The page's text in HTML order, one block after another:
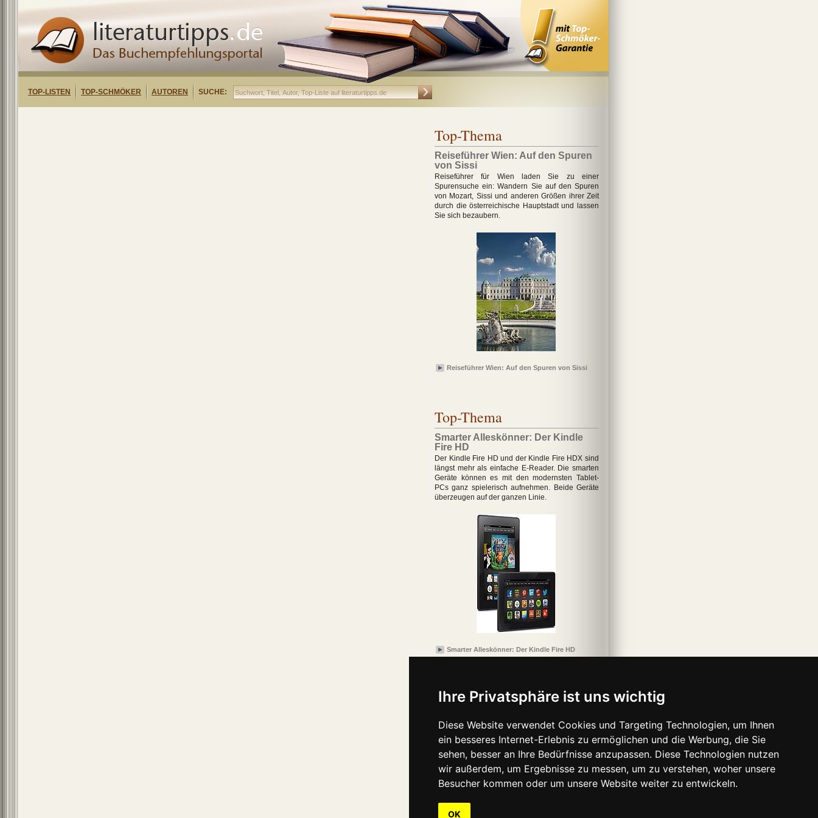
Ihre Privatsphäre ist uns wichtig
Diese Website verwendet Cookies und Targeting Technologien, um Ihnen
ein besseres Internet-Erlebnis zu ermöglichen und die Werbung, die Sie
sehen, besser an Ihre Bedürfnisse anzupassen. Diese Technologien nutzen
wir außerdem, um Ergebnisse zu messen, um zu verstehen, woher unsere
Besucher kommen oder um unsere Website weiter zu entwickeln.
OK
TOP-LISTEN TOP-SCHMÖKER AUTOREN SUCHE:
Top-Thema
Reiseführer Wien: Auf den Spuren
von Sissi
Reiseführer für Wien laden Sie zu einer
Spurensuche ein: Wandern Sie auf den Spuren
von Mozart, Sissi und anderen Größen ihrer Zeit
durch die österreichische Hauptstadt und lassen
Sie sich bezaubern.
Reiseführer Wien: Auf den Spuren von Sissi
Top-Thema
Smarter Alleskönner: Der Kindle
Fire HD
Der Kindle Fire HD und der Kindle Fire HDX sind
längst mehr als einfache E-Reader. Die smarten
Geräte können es mit den modernsten Tablet-
PCs ganz spielerisch aufnehmen. Beide Geräte
überzeugen auf der ganzen Linie.
Smarter Alleskönner: Der Kindle Fire HD